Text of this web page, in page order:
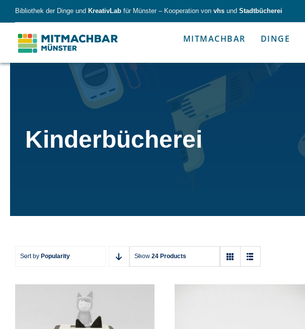
content
Bibliothek der Dinge und KreativLab für Münster – Kooperation von vhs und Stadtbücherei
MITMACHBAR DINGE
Forschen
Alles für kleine & große Entdecker.
Werkzeug & Alltagshelfer
Nimm die Dinge selbst in die Hand.
Kinderbücherei
Sort by Popularity Show 24 Products